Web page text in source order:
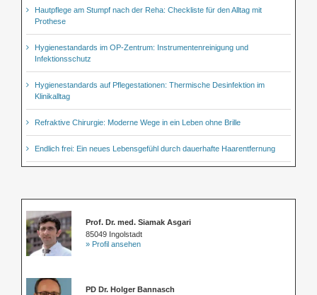
Hautpflege am Stumpf nach der Reha: Checkliste für den Alltag mit
Prothese
Hygienestandards im OP-Zentrum: Instrumentenreinigung und
Infektionsschutz
Hygienestandards auf Pflegestationen: Thermische Desinfektion im
Klinikalltag
Refraktive Chirurgie: Moderne Wege in ein Leben ohne Brille
Endlich frei: Ein neues Lebensgefühl durch dauerhafte Haarentfernung
Prof. Dr. med. Siamak Asgari
85049 Ingolstadt
» Profil ansehen
PD Dr. Holger Bannasch